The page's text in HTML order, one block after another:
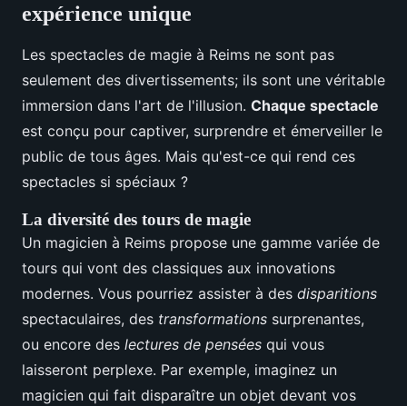
expérience unique
Les spectacles de magie à Reims ne sont pas
seulement des divertissements; ils sont une véritable
immersion dans l'art de l'illusion. Chaque spectacle
est conçu pour captiver, surprendre et émerveiller le
public de tous âges. Mais qu'est-ce qui rend ces
spectacles si spéciaux ?
La diversité des tours de magie
Un magicien à Reims propose une gamme variée de
tours qui vont des classiques aux innovations
modernes. Vous pourriez assister à des disparitions
spectaculaires, des transformations surprenantes,
ou encore des lectures de pensées qui vous
laisseront perplexe. Par exemple, imaginez un
magicien qui fait disparaître un objet devant vos